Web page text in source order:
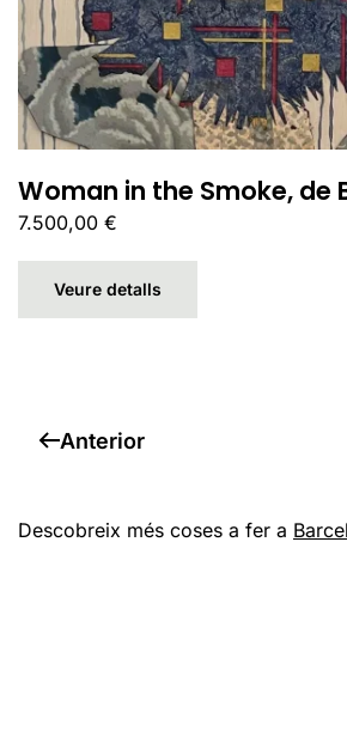
Woman in the Smoke, de
7.500,00 €
Veure detalls
Anterior
Descobreix més coses a fer a